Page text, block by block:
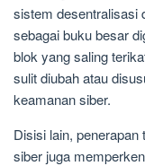
sistem desentralisasi
sebagai buku besar
blok yang saling
sulit diubah atau
keamanan siber.
Disisi lain,
siber juga